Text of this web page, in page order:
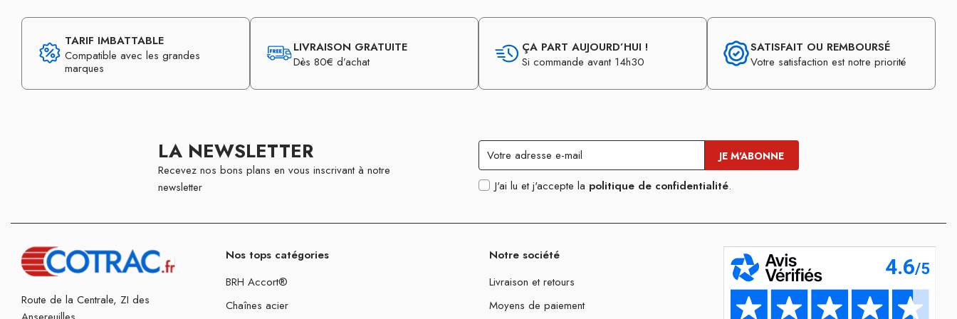
TARIF IMBATTABLE
Compatible avec les grandes
marques
LIVRAISON GRATUITE
Dès 80€ d’achat
ÇA PART AUJOURD’HUI !
Si commande avant 14h30
SATISFAIT OU REMBOURSÉ
Votre satisfaction est notre priorité
LA NEWSLETTER
Recevez nos bons plans en vous inscrivant à notre
newsletter
J'ai lu et j'accepte la politique de confidentialité.
Route de la Centrale, ZI des
Nos tops catégories
BRH Accort®
Chaînes acier
Notre société
Livraison et retours
Moyens de paiement